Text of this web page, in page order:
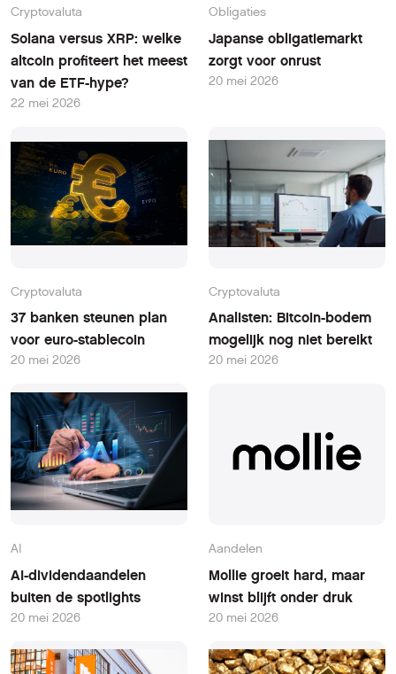
Cryptovaluta
Solana versus XRP: welke
altcoin profiteert het meest
van de ETF-hype?
22 mei 2026
Obligaties
Japanse obligatiemarkt
zorgt voor onrust
20 mei 2026
Cryptovaluta
37 banken steunen plan
voor euro-stablecoin
20 mei 2026
Cryptovaluta
Analisten: Bitcoin-bodem
mogelijk nog niet bereikt
20 mei 2026
AI
AI-dividendaandelen
buiten de spotlights
20 mei 2026
Aandelen
Mollie groeit hard, maar
winst blijft onder druk
20 mei 2026